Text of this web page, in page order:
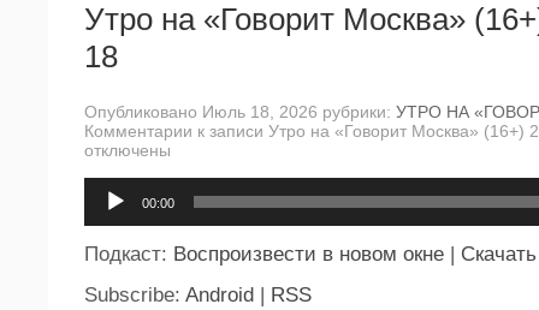
Утро на «Говорит Москва»
18
Опубликовано Июль 18, 2026 рубрики: УТРО НА
Комментарии к записи Утро на «Говорит Москва» (16+)
отключены
00:00
Подкаст: Воспроизвести в новом окне | Скачать
Subscribe: Android | RSS